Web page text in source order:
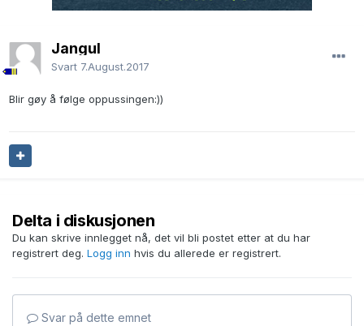
Jangul
Svart 7.August.2017
Blir gøy å følge oppussingen:))
Delta i diskusjonen
Du kan skrive innlegget nå, det vil bli postet etter at du har
registrert deg. Logg inn hvis du allerede er registrert.
Svar på dette emnet